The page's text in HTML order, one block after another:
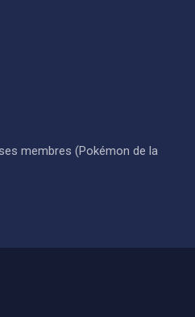
membres (Pokémon de la